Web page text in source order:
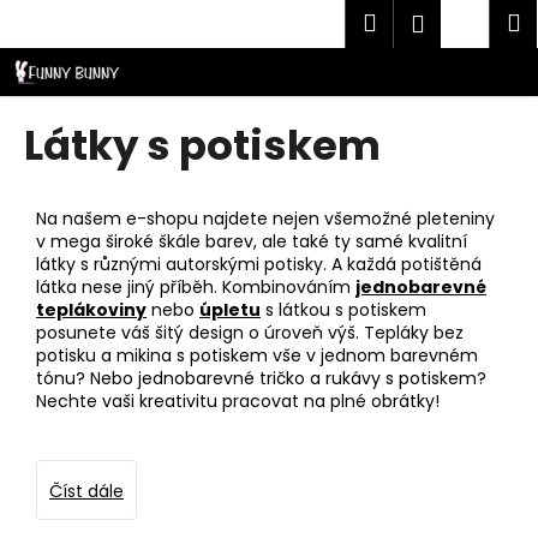
obsah
Hledat
Látky s potiskem
Na našem e-shopu najdete nejen všemožné pleteniny
v mega široké škále barev, ale také ty samé kvalitní
látky s různými autorskými potisky. A každá potištěná
látka nese jiný příběh. Kombinováním jednobarevné
teplákoviny nebo úpletu s látkou s potiskem
posunete váš šitý design o úroveň výš. Tepláky bez
potisku a mikina s potiskem vše v jednom barevném
tónu? Nebo jednobarevné tričko a rukávy s potiskem?
Nechte vaši kreativitu pracovat na plné obrátky!
Číst dále
o
í
C
o
o
e
b
u